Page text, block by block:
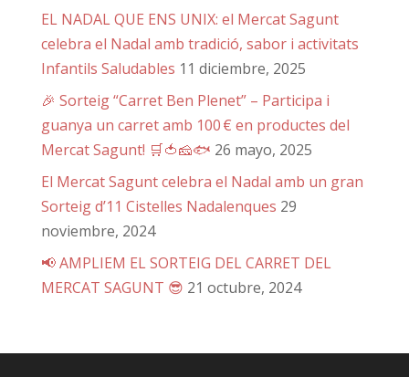
EL NADAL QUE ENS UNIX: el Mercat Sagunt
celebra el Nadal amb tradició, sabor i activitats
Infantils Saludables 11 diciembre, 2025
🎉 Sorteig “Carret Ben Plenet” – Participa i
guanya un carret amb 100 € en productes del
Mercat Sagunt! 🛒🍅🧀🐟 26 mayo, 2025
El Mercat Sagunt celebra el Nadal amb un gran
Sorteig d’11 Cistelles Nadalenques 29
noviembre, 2024
📢 AMPLIEM EL SORTEIG DEL CARRET DEL
MERCAT SAGUNT 😎 21 octubre, 2024